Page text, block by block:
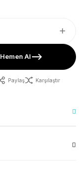
Hemen Al
Paylaş Karşılaştır